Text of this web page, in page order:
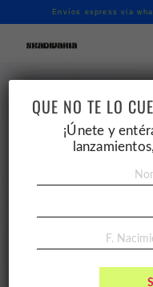
Envíos express via
QUE NO TE LO
¡Únete y